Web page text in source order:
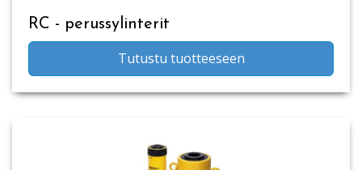
RC - perussylinterit
Tutustu tuotteeseen